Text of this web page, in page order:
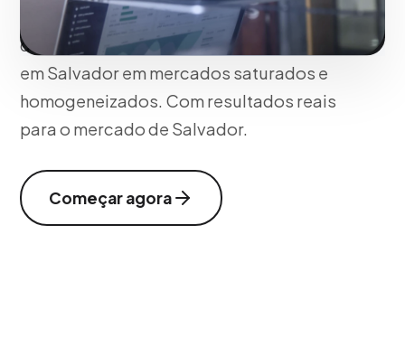
ecossistemas visuais memoráveis ​​que
diferenciam agressivamente sua marca
em Salvador em mercados saturados e
homogeneizados. Com resultados reais
para o mercado de Salvador.
Começar agora